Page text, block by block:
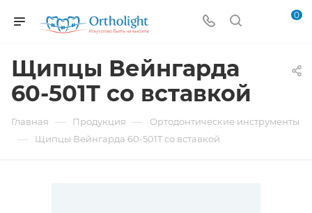
0
Щипцы Вейнгарда
60-501T со вставкой
Главная — Продукция — Ортодонтические инструменты
— Щипцы Вейнгарда 60-501T со вставкой